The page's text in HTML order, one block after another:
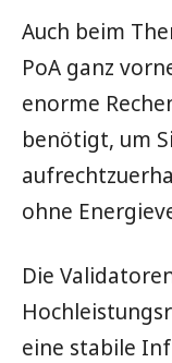
Auch beim
PoA ganz
enorme
benötigt, um
ohne
Die
eine stabile